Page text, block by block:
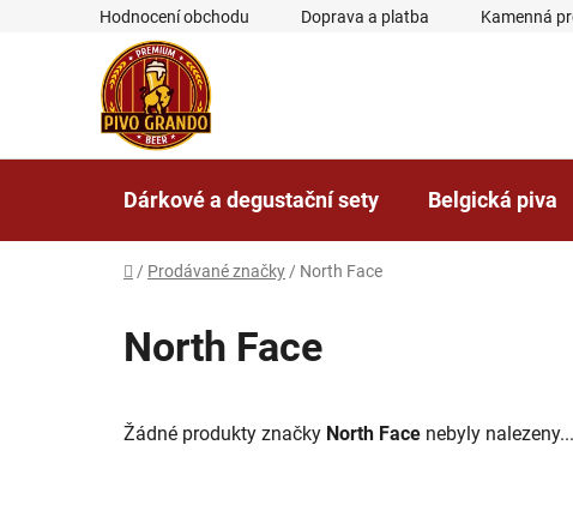
Hodnocení obchodu Doprava a platba Kamenná
Dárkové a degustační sety Belgická piva
Domů
/ Prodávané značky / North Face
North Face
Žádné produkty značky North Face nebyly nalezeny...